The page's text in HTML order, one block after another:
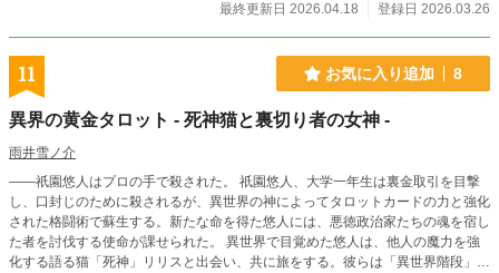
最終更新日 2026.04.18
登録日 2026.03.26
11 お気に入り追加 8
異界の黄金タロット - 死神猫と裏切り者の女神 -
雨井雪ノ介
――祇園悠人はプロの手で殺された。 祇園悠人、大学一年生は裏金取引を目撃
し、口封じのために殺されるが、異世界の神によってタロットカードの力と強化
された格闘術で蘇生する。新たな命を得た悠人には、悪徳政治家たちの魂を宿し
た者を討伐する使命が課せられた。 異世界で目覚めた悠人は、他人の魔力を強
化する語る猫「死神」リリスと出会い、共に旅をする。彼らは「異世界階段」と